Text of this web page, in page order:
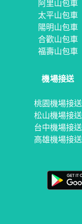
阿里山包車
太平山包車
陽明山包車
合歡山包車
福壽山包車
機場接送
桃園機場接送
松山機場接送
台中機場接送
高雄機場接送